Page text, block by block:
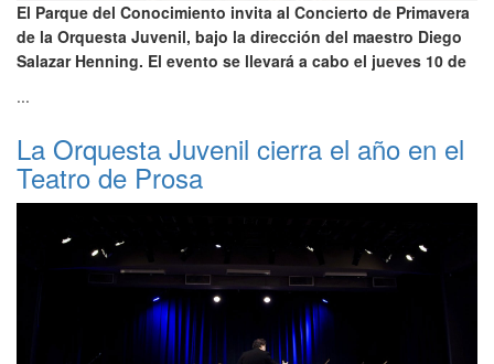
El Parque del Conocimiento invita al Concierto de Primavera
de la Orquesta Juvenil, bajo la dirección del maestro Diego
Salazar Henning. El evento se llevará a cabo el jueves 10 de
...
La Orquesta Juvenil cierra el año en el
Teatro de Prosa